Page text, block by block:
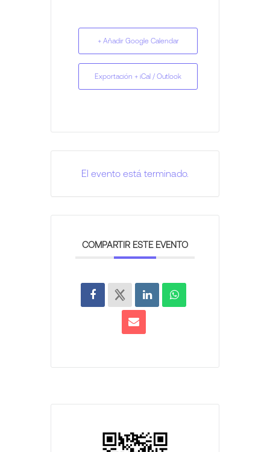
+ Añadir Google Calendar
Exportación + iCal / Outlook
El evento está terminado.
COMPARTIR ESTE EVENTO